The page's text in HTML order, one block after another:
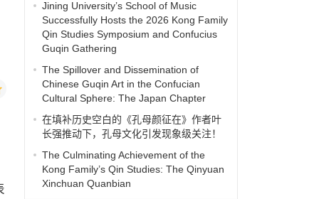
Jining University’s School of Music
Successfully Hosts the 2026 Kong Family
Qin Studies Symposium and Confucius
Guqin Gathering
The Spillover and Dissemination of
Chinese Guqin Art in the Confucian
Cultural Sphere: The Japan Chapter
在填补历史空白的《孔母颜征在》作者叶
长强推动下，孔母文化引发现象级关注！
The Culminating Achievement of the
Kong Family’s Qin Studies: The Qinyuan
Xinchuan Quanbian